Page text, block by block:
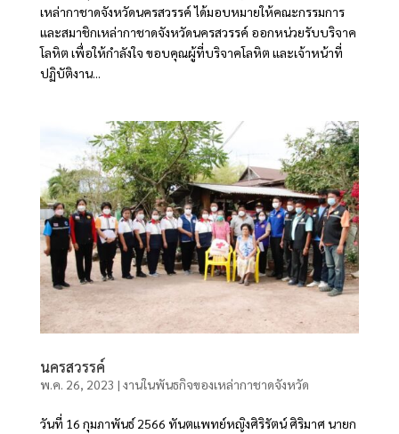
เหล่ากาชาดจังหวัดนครสวรรค์ ได้มอบหมายให้คณะกรรมการ
และสมาชิกเหล่ากาชาดจังหวัดนครสวรรค์ ออกหน่วยรับบริจาค
โลหิต เพื่อให้กำลังใจ ขอบคุณผู้ที่บริจาคโลหิต และเจ้าหน้าที่
ปฏิบัติงาน...
นครสวรรค์
พ.ค. 26, 2023 | งานในพันธกิจของเหล่ากาชาดจังหวัด
วันที่ 16 กุมภาพันธ์ 2566 ทันตแพทย์หญิงศิริรัตน์ ศิริมาศ นายก